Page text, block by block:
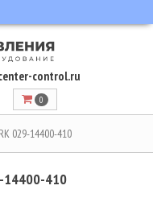
control.ru
0
029-14400-410
14400-410